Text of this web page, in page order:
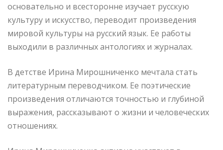
основательно и всесторонне изучает русскую
культуру и искусство, переводит произведения
мировой культуры на русский язык. Ее работы
выходили в различных антологиях и журналах.
В детстве Ирина Мирошниченко мечтала стать
литературным переводчиком. Ее поэтические
произведения отличаются точностью и глубиной
выражения, рассказывают о жизни и человеческих
отношениях.